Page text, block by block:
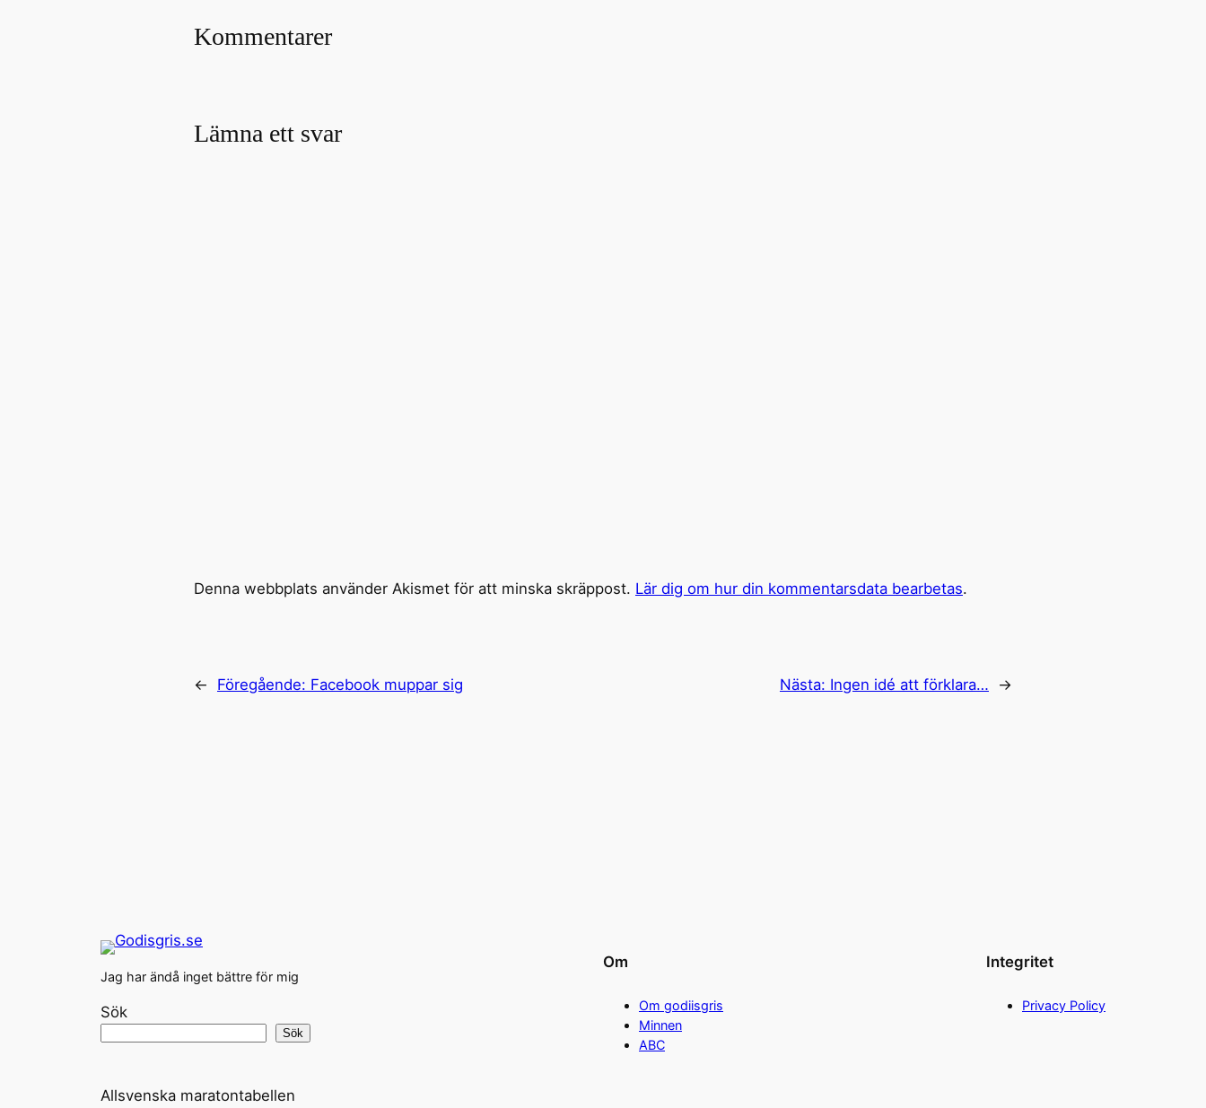
Kommentarer
Lämna ett svar
Denna webbplats använder Akismet för att minska skräppost. Lär dig om hur din kommentarsdata bearbetas.
← Föregående: Facebook muppar sig Nästa: Ingen idé att förklara… →
Jag har ändå inget bättre för mig
Sök
Sök
Om
Om godiisgris
Minnen
ABC
Integritet
Privacy Policy
Allsvenska maratontabellen